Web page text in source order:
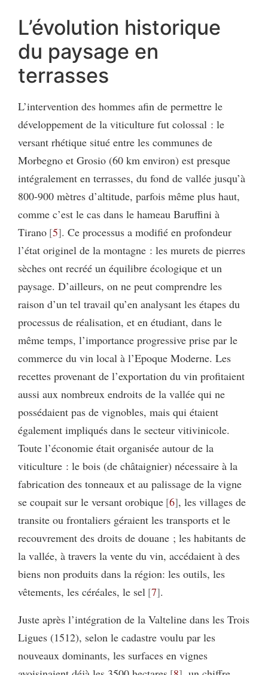
L’évolution historique
du paysage en
terrasses
L’intervention des hommes afin de permettre le
développement de la viticulture fut colossal : le
versant rhétique situé entre les communes de
Morbegno et Grosio (60 km environ) est presque
intégralement en terrasses, du fond de vallée jusqu’à
800-900 mètres d’altitude, parfois même plus haut,
comme c’est le cas dans le hameau Baruffini à
Tirano 5 . Ce processus a modifié en profondeur
l’état originel de la montagne : les murets de pierres
sèches ont recréé un équilibre écologique et un
paysage. D’ailleurs, on ne peut comprendre les
raison d’un tel travail qu’en analysant les étapes du
processus de réalisation, et en étudiant, dans le
même temps, l’importance progressive prise par le
commerce du vin local à l’Epoque Moderne. Les
recettes provenant de l’exportation du vin profitaient
aussi aux nombreux endroits de la vallée qui ne
possédaient pas de vignobles, mais qui étaient
également impliqués dans le secteur vitivinicole.
Toute l’économie était organisée autour de la
viticulture : le bois (de châtaignier) nécessaire à la
fabrication des tonneaux et au palissage de la vigne
se coupait sur le versant orobique 6 , les villages de
transite ou frontaliers géraient les transports et le
recouvrement des droits de douane ; les habitants de
la vallée, à travers la vente du vin, accédaient à des
biens non produits dans la région: les outils, les
vêtements, les céréales, le sel 7 .
Juste après l’intégration de la Valteline dans les Trois
Ligues (1512), selon le cadastre voulu par les
nouveaux dominants, les surfaces en vignes